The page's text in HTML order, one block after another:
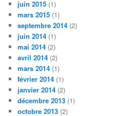
juin 2015 (1)
mars 2015 (1)
septembre 2014 (2)
juin 2014 (1)
mai 2014 (2)
avril 2014 (2)
mars 2014 (1)
février 2014 (1)
janvier 2014 (2)
décembre 2013 (1)
octobre 2013 (2)